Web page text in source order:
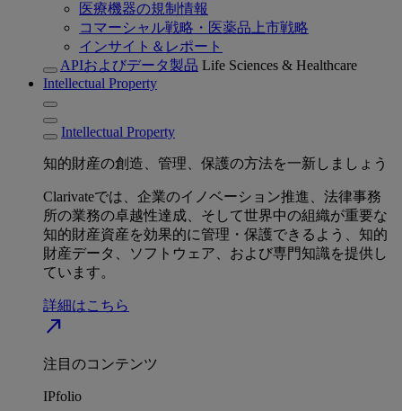
医療機器の規制情報
コマーシャル戦略・医薬品上市戦略
インサイト＆レポート
APIおよびデータ製品 Life Sciences & Healthcare
Intellectual Property
Intellectual Property
知的財産の創造、管理、保護の方法を一新しましょう
Clarivateでは、企業のイノベーション推進、法律事務
所の業務の卓越性達成、そして世界中の組織が重要な
知的財産資産を効果的に管理・保護できるよう、知的
財産データ、ソフトウェア、および専門知識を提供し
ています。
詳細はこちら
north_east
注目のコンテンツ
IPfolio